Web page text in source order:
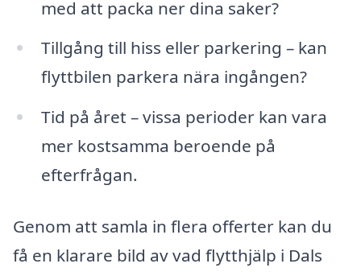
med att packa ner dina saker?
Tillgång till hiss eller parkering – kan
flyttbilen parkera nära ingången?
Tid på året – vissa perioder kan vara
mer kostsamma beroende på
efterfrågan.
Genom att samla in flera offerter kan du
få en klarare bild av vad flytthjälp i Dals